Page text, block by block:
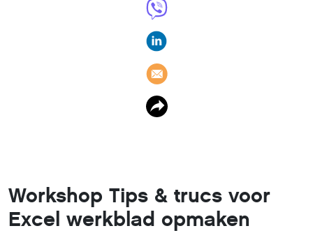
Workshop Tips & trucs voor
Excel werkblad opmaken